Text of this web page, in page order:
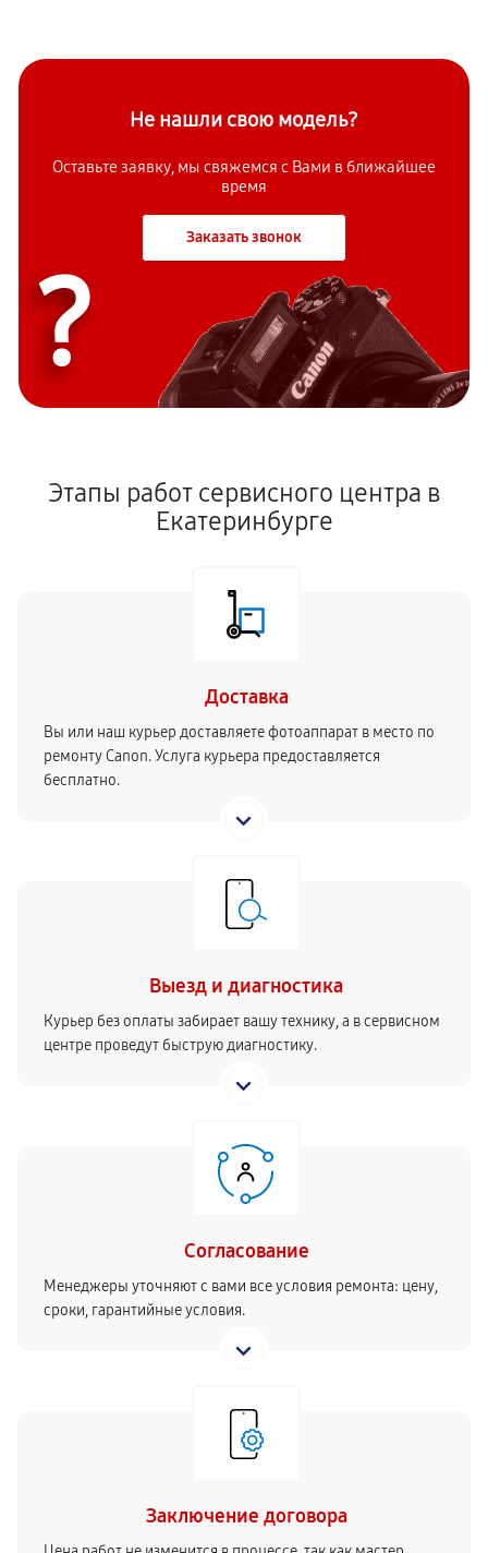
Не нашли свою модель?
Оставьте заявку, мы свяжемся с Вами в ближайшее
время
Заказать звонок
?
Этапы работ сервисного центра в
Екатеринбурге
Доставка
Вы или наш курьер доставляете фотоаппарат в место по
ремонту Canon. Услуга курьера предоставляется
бесплатно.
Выезд и диагностика
Курьер без оплаты забирает вашу технику, а в сервисном
центре проведут быструю диагностику.
Согласование
Менеджеры уточняют с вами все условия ремонта: цену,
сроки, гарантийные условия.
Заключение договора